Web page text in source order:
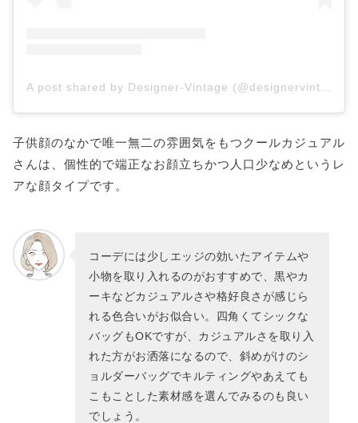
A post shared by Designer-Vintage (@designervintage)
子供顔のなかで唯一無二の雰囲気をもつクールカジュアル
さんは、個性的で端正なお顔立ちかつ人口少なめというレ
アな顔タイプです。
コーデには少しエッジの効いたアイテムや
小物を取り入れるのがおすすめで、黒やカ
ーキなどカジュアルさや格好良さが感じら
れる色合いがお似合い。四角くてシックな
バッグもOKですが、カジュアルさを取り入
れた方がお洒落になるので、斜めがけのシ
ョルダーバッグでキルティングやあえても
こもことした素材感を選んでみるのも良い
でしょう。